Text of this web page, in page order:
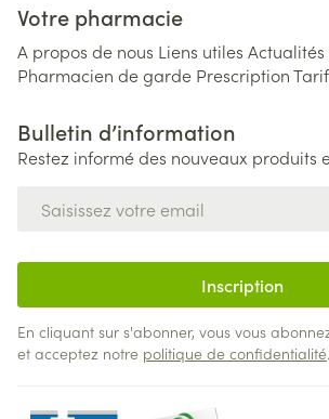
Votre pharmacie
A propos de nous Liens utiles
Pharmacien de garde Prescription
Bulletin d’information
Restez informé des nouveaux produits
Inscription
En cliquant sur s'abonner, vous vous
et acceptez notre politique de confidentialité.